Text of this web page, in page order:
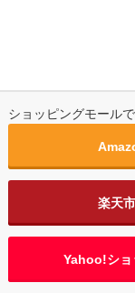
ショッピングモール
楽天
Yahoo!ショ